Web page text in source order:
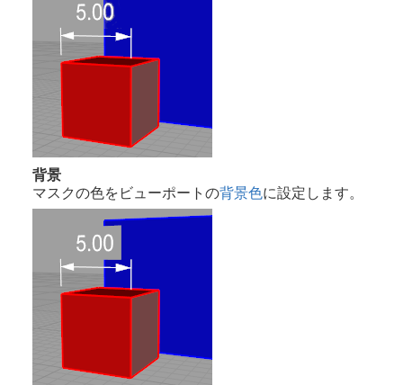
背景
マスクの色をビューポートの背景色に設定します。